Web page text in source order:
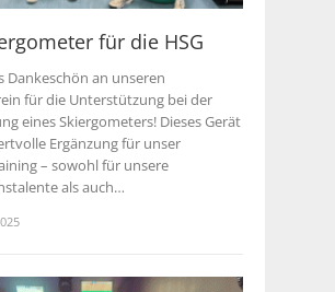
für die HSG
Dankeschön an unseren
für die Unterstützung bei der
eines Skiergometers! Dieses Gerät
Ergänzung für unser
– sowohl für unsere
als auch…